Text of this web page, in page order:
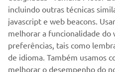
SITE OFICIAL DA
incluindo outras técnicas
javascript e web beacons.
melhorar a funcionalidade do
preferências, tais como
de idioma. Também usamos
melhorar o desempenho do